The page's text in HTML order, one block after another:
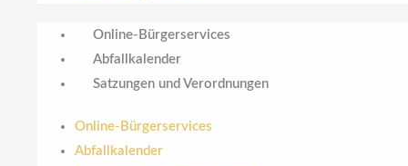
Online-Bürgerservices
Abfallkalender
Satzungen und Verordnungen
Online-Bürgerservices
Abfallkalender